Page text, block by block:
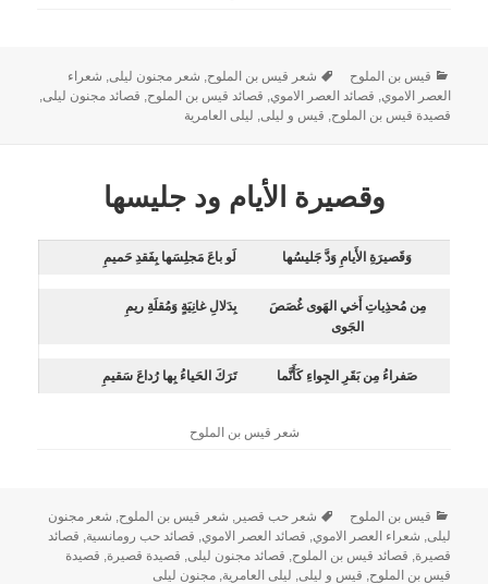
قيس بن الملوح شعر قيس بن الملوح شعر مجنون ليلى شعراء
العصر الاموي قصائد العصر الاموي قصائد قيس بن الملوح قصائد مجنون ليلى
قصيدة قيس بن الملوح قيس و ليلى ليلى العامرية
وقصيرة الأيام ود جليسها
وَقَصيرَةِ الأَيامِ وَدَّ جَليسُها لَو باعَ مَجلِسَها بِفَقدِ حَميمِ
مِن مُحذِياتِ أَخي الهَوى غُصَصَ
الجَوى
بِدَلالِ غانِيَةٍ وَمُقلَةِ ريمِ
صَفراءُ مِن بَقَرِ الجِواءِ كَأَنَّما تَرَكَ الحَياءُ بِها رُداعَ سَقيمِ
شعر قيس بن الملوح
قيس بن الملوح شعر حب قصير, شعر قيس بن الملوح, شعر مجنون
ليلى, شعراء العصر الاموي, قصائد العصر الاموي, قصائد حب رومانسية, قصائد
قصيرة, قصائد قيس بن الملوح, قصائد مجنون ليلى, قصيدة قصيرة, قصيدة
قيس بن الملوح, قيس و ليلى, ليلى العامرية,مجنون ليلى